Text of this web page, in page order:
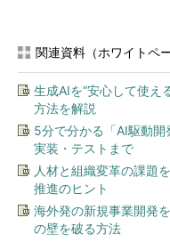
関連資料（ホワイトペー
生成AIを“安心して使え
方法を解説
5分で分かる「AI駆動開
実装・テストまで
人材と組織変革の課題
推進のヒント
海外発の新規事業開発
の壁を破る方法